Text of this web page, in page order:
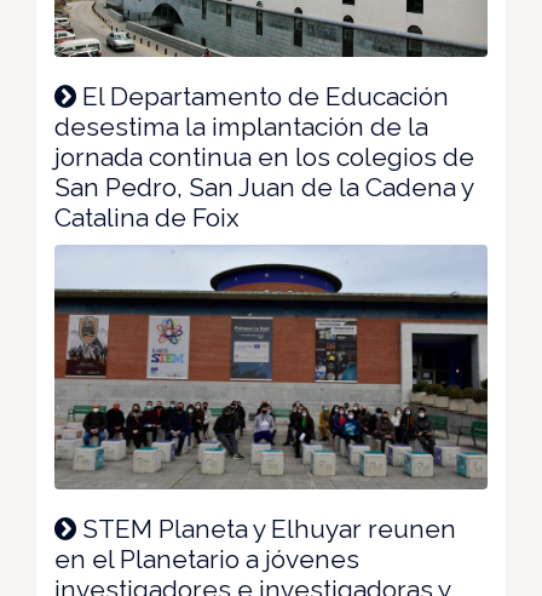
El Departamento de Educación
desestima la implantación de la
jornada continua en los colegios de
San Pedro, San Juan de la Cadena y
Catalina de Foix
STEM Planeta y Elhuyar reunen
en el Planetario a jóvenes
investigadores e investigadoras y